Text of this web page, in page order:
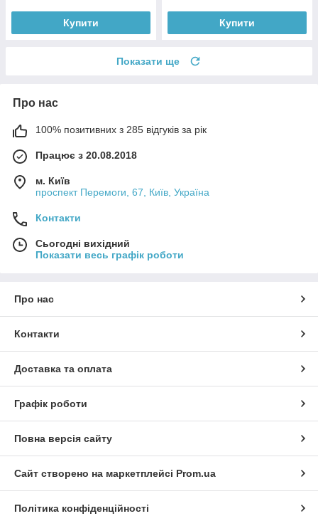
Купити Купити
Показати ще
Про нас
100% позитивних з 285 відгуків за рік
Працює з 20.08.2018
м. Київ
проспект Перемоги, 67, Київ, Україна
Контакти
Сьогодні вихідний
Показати весь графік роботи
Про нас
Контакти
Доставка та оплата
Графік роботи
Повна версія сайту
Сайт створено на маркетплейсі Prom.ua
Політика конфіденційності